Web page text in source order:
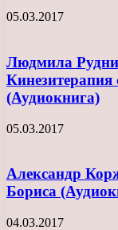
05.03.2017
Людмила
Кинезитерапия
(Аудиокнига)
05.03.2017
Александр
Бориса
04.03.2017